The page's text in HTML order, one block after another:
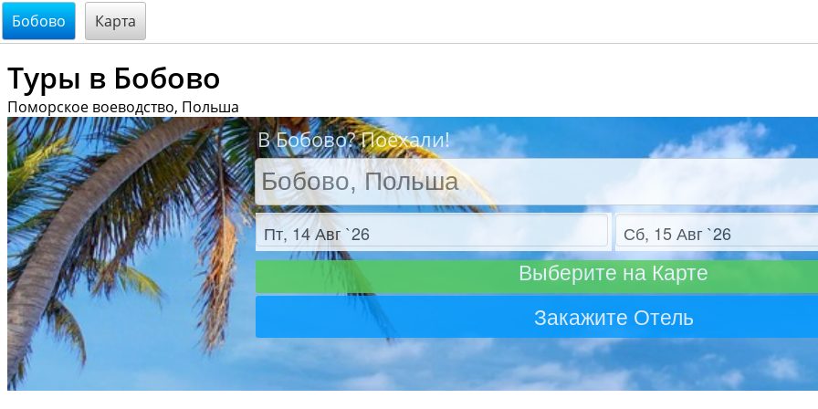
@endsectiom
Бобово Карта
Туры в Бобово
Поморское воеводство, Польша
В Бобово? Поехали!
Заезд Отъезд
Выберите на Карте
Закажите Отель